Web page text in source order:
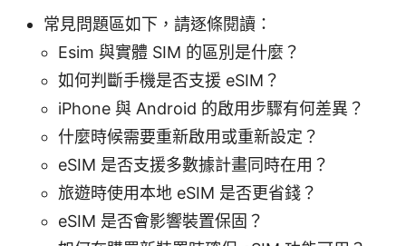
常見問題區如下，請逐條閱讀：
Esim 與實體 SIM 的區別是什麼？
如何判斷手機是否支援 eSIM？
iPhone 與 Android 的啟用步驟有何差異？
什麼時候需要重新啟用或重新設定？
eSIM 是否支援多數據計畫同時在用？
旅遊時使用本地 eSIM 是否更省錢？
eSIM 是否會影響裝置保固？